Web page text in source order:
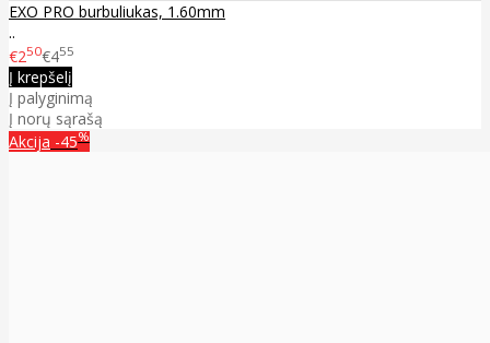
EXO PRO burbuliukas, 1.60mm
..
€250€455
Į krepšelį
Į palyginimą
Į norų sąrašą
Akcija -45%